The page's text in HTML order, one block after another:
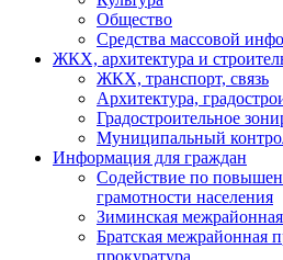
Общество
Средства массовой
ЖКХ, архитектура и
ЖКХ, транспорт, связь
Архитектура,
Градостроительное
Муниципальный
Информация для граждан
Содействие по
грамотности населения
Зиминская
Братская межрайонная
прокуратура